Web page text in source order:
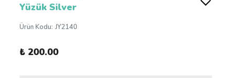
Yüzük Silver
Ürün Kodu: JY2140
₺ 200.00